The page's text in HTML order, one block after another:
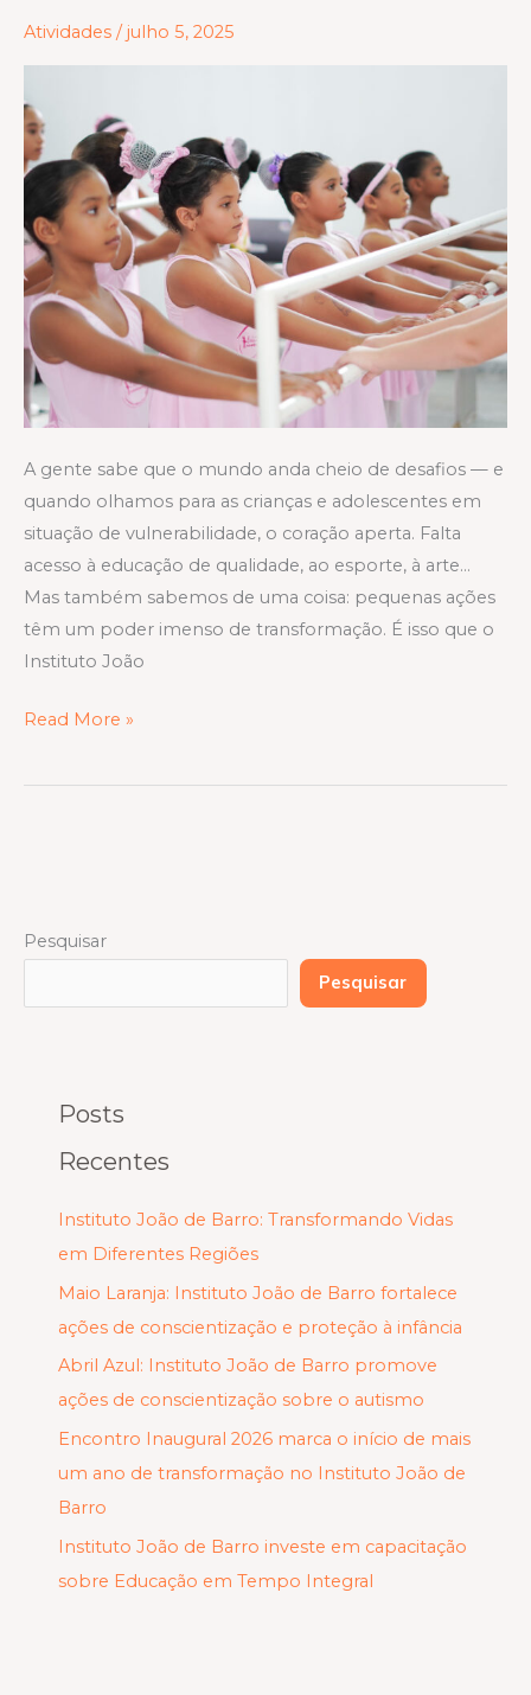
Atividades / julho 5, 2025
A gente sabe que o mundo anda cheio de desafios — e
quando olhamos para as crianças e adolescentes em
situação de vulnerabilidade, o coração aperta. Falta
acesso à educação de qualidade, ao esporte, à arte…
Mas também sabemos de uma coisa: pequenas ações
têm um poder imenso de transformação. É isso que o
Instituto João
de
Crianças
e
Jovens
no
Brasil
Read More »
Pesquisar
Pesquisar
Posts
Recentes
Instituto João de Barro: Transformando Vidas
em Diferentes Regiões
Maio Laranja: Instituto João de Barro fortalece
ações de conscientização e proteção à infância
Abril Azul: Instituto João de Barro promove
ações de conscientização sobre o autismo
Encontro Inaugural 2026 marca o início de mais
um ano de transformação no Instituto João de
Barro
Instituto João de Barro investe em capacitação
sobre Educação em Tempo Integral